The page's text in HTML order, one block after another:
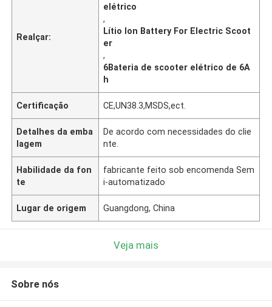
Realçar:
elétrico
,
Lítio Ion Battery For Electric Scoot
er
,
6Bateria de scooter elétrico de 6A
h
Certificação CE,UN38.3,MSDS,ect.
Detalhes da emba
lagem
De acordo com necessidades do clie
nte.
Habilidade da fon
te
fabricante feito sob encomenda Sem
i-automatizado
Lugar de origem Guangdong, China
Veja mais
Sobre nós